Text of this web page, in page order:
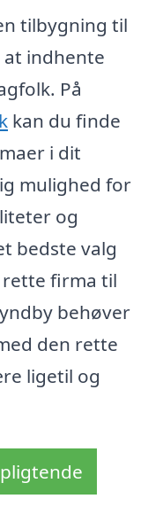
tilbygning til
indhente
På
kan du finde
i dit
mulighed for
og
bedste valg
firma til
behøver
den rette
ligetil og